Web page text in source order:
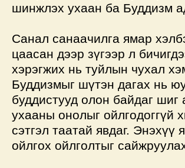
шинжлэх ухаан ба Буддизм
Санал санаачилга ямар
цаасан дээр зүгээр л
хэрэгжих нь туйлын чухал
Буддизмыг шүтэн дагах нь
буддистууд олон байдаг
ухааны онолыг ойлгодоггүй
сэтгэл таатай явдаг. Энэхүү
ойлгох ойлголтыг